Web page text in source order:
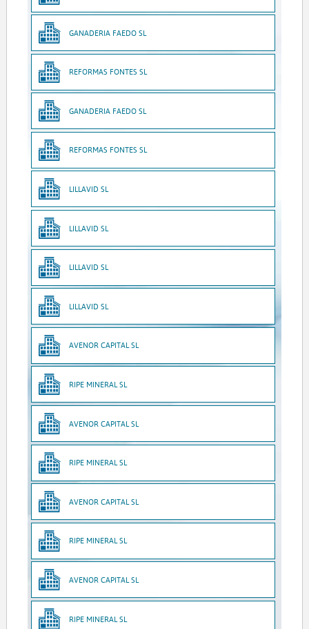
GANADERIA FAEDO SL
REFORMAS FONTES SL
GANADERIA FAEDO SL
REFORMAS FONTES SL
LILLAVID SL
LILLAVID SL
LILLAVID SL
LILLAVID SL
AVENOR CAPITAL SL
RIPE MINERAL SL
AVENOR CAPITAL SL
RIPE MINERAL SL
AVENOR CAPITAL SL
RIPE MINERAL SL
AVENOR CAPITAL SL
RIPE MINERAL SL